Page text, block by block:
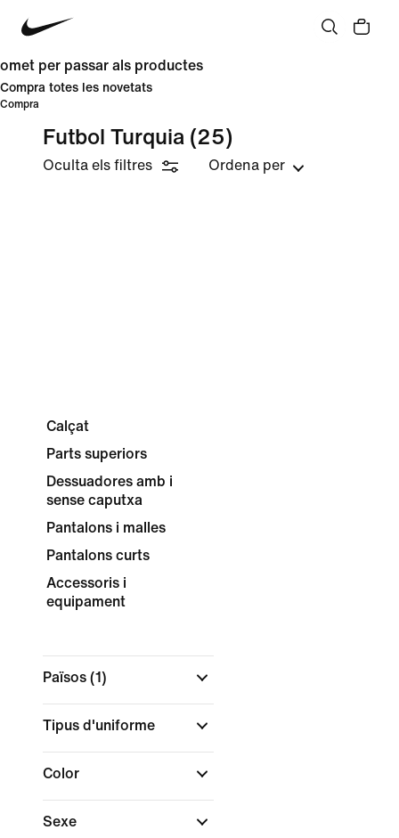
omet per passar als productes
Compra totes les novetats
Compra
Futbol Turquia (25)
Oculta els filtres Ordena per
Calçat
Parts superiors
Dessuadores amb i
sense caputxa
Pantalons i malles
Pantalons curts
Accessoris i
equipament
Països (1)
Tipus d'uniforme
Color
Sexe